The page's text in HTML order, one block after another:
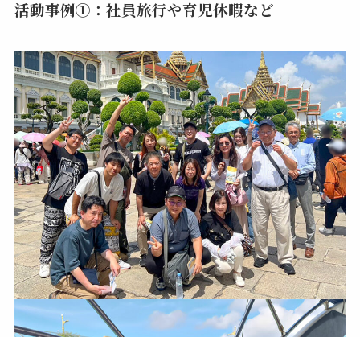
活動事例①：社員旅行や育児休暇など